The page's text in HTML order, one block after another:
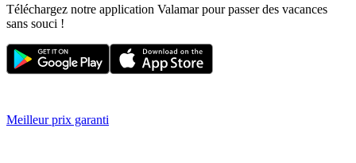
Téléchargez notre application Valamar pour passer des vacances
sans souci !
Meilleur prix garanti